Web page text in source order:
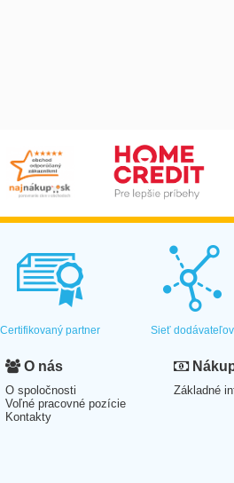
Certifikovaný partner Sieť dodávateľov
O nás
O spoločnosti
Voľné pracovné pozície
Kontakty
Základné